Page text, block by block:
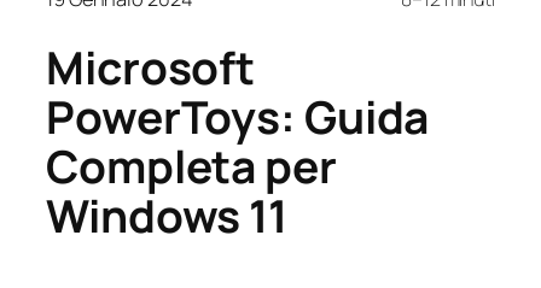
Microsoft
PowerToys: Guida
Completa per
Windows 11